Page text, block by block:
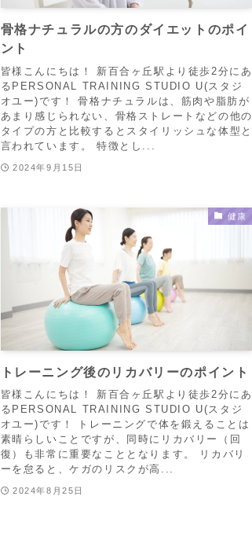
骨格ナチュラルの方のダイエットのポイ
ント
皆様こんにちは！ 新百合ヶ丘駅より徒歩2分にあ
るPERSONAL TRAINING STUDIO U(スタジ
オユー)です！ 骨格ナチュラルは、筋肉や脂肪が
あまり感じられない、骨格ストレートなどの他の
タイプの方と比較するとスタイリッシュな体型と
言われています。 特徴とし...
2024年9月15日
健康
トレーニング後のリカバリーのポイント
皆様こんにちは！ 新百合ヶ丘駅より徒歩2分にあ
るPERSONAL TRAINING STUDIO U(スタジ
オユー)です！ トレーニングで体を鍛えることは
素晴らしいことですが、同時にリカバリー（回
復）も非常に重要なこととなります。 リカバリ
ーを怠ると、ケガのリスクが高...
2024年8月25日